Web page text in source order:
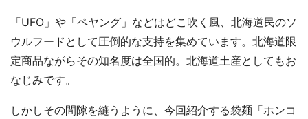
「UFO」や「ペヤング」などはどこ吹く風、北海道民のソ
ウルフードとして圧倒的な支持を集めています。北海道限
定商品ながらその知名度は全国的。北海道土産としてもお
なじみです。
しかしその間隙を縫うように、今回紹介する袋麺「ホンコ